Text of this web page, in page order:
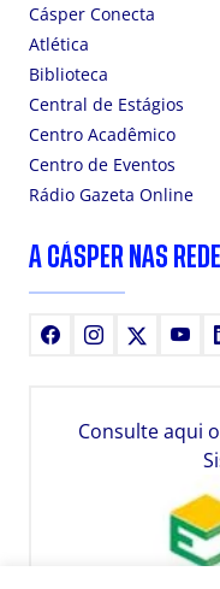
Cásper Conecta
Atlética
Biblioteca
Central de Estágios
Centro Acadêmico
Centro de Eventos
Rádio Gazeta Online
A CÁSPER NAS
FacebookInstagram
Consulte aqui